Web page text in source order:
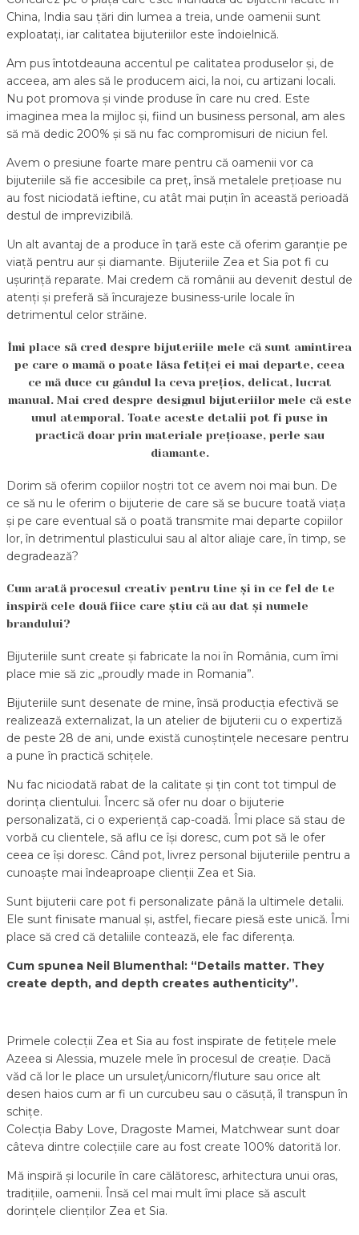
China, India sau țări din lumea a treia, unde oamenii sunt
exploatați, iar calitatea bijuteriilor este îndoielnică.
Am pus întotdeauna accentul pe calitatea produselor și, de
acceea, am ales să le producem aici, la noi, cu artizani locali.
Nu pot promova și vinde produse în care nu cred. Este
imaginea mea la mijloc și, fiind un business personal, am ales
să mă dedic 200% și să nu fac compromisuri de niciun fel.
Avem o presiune foarte mare pentru că oamenii vor ca
bijuteriile să fie accesibile ca preț, însă metalele prețioase nu
au fost niciodată ieftine, cu atât mai puțin în această perioadă
destul de imprevizibilă.
Un alt avantaj de a produce în țară este că oferim garanție pe
viață pentru aur și diamante. Bijuteriile Zea et Sia pot fi cu
ușurință reparate. Mai credem că românii au devenit destul de
atenți și preferă să încurajeze business-urile locale în
detrimentul celor străine.
Îmi place să cred despre bijuteriile mele că sunt amintirea
pe care o mamă o poate lăsa fetiței ei mai departe, ceea
ce mă duce cu gândul la ceva prețios, delicat, lucrat
manual. Mai cred despre designul bijuteriilor mele că este
unul atemporal. Toate aceste detalii pot fi puse în
practică doar prin materiale prețioase, perle sau
diamante.
Dorim să oferim copiilor noștri tot ce avem noi mai bun. De
ce să nu le oferim o bijuterie de care să se bucure toată viața
și pe care eventual să o poată transmite mai departe copiilor
lor, în detrimentul plasticului sau al altor aliaje care, în timp, se
degradează?
Cum arată procesul creativ pentru tine și în ce fel de te
inspiră cele două fiice care știu că au dat și numele
brandului?
Bijuteriile sunt create și fabricate la noi în România, cum îmi
place mie să zic „proudly made in Romania”.
Bijuteriile sunt desenate de mine, însă producția efectivă se
realizează externalizat, la un atelier de bijuterii cu o expertiză
de peste 28 de ani, unde există cunoștințele necesare pentru
a pune în practică schițele.
Nu fac niciodată rabat de la calitate și țin cont tot timpul de
dorința clientului. Încerc să ofer nu doar o bijuterie
personalizată, ci o experiență cap-coadă. Îmi place să stau de
vorbă cu clientele, să aflu ce își doresc, cum pot să le ofer
ceea ce își doresc. Când pot, livrez personal bijuteriile pentru a
cunoaște mai îndeaproape clienții Zea et Sia.
Sunt bijuterii care pot fi personalizate până la ultimele detalii.
Ele sunt finisate manual și, astfel, fiecare piesă este unică. Îmi
place să cred că detaliile contează, ele fac diferența.
Cum spunea Neil Blumenthal: “Details matter. They
create depth, and depth creates authenticity”.
Primele colecții Zea et Sia au fost inspirate de fetiţele mele
Azeea si Alessia, muzele mele în procesul de creație. Dacă
văd că lor le place un ursuleţ/unicorn/fluture sau orice alt
desen haios cum ar fi un curcubeu sau o căsuță, îl transpun în
schițe.
Colecția Baby Love, Dragoste Mamei, Matchwear sunt doar
câteva dintre colecțiile care au fost create 100% datorită lor.
Mă inspiră şi locurile în care călătoresc, arhitectura unui oras,
tradiţiile, oamenii. Însă cel mai mult îmi place să ascult
dorințele clienților Zea et Sia.